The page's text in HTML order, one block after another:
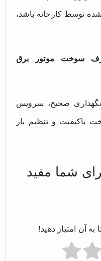
توسط کارخانه باشد،
سوخت موتور برق
نگهداری صحیح، سرویس
باکیفیت و تنظیم بار
شما مفید
آن امتیاز دهید!